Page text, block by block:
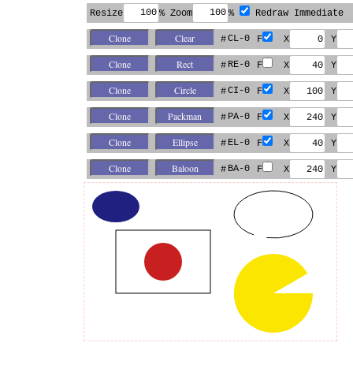
Resize % Zoom % Redraw Immediate
#CL-0 F X Y
# RE-0 F X Y
#CI-0 F X Y
# PA-0 F X Y
# EL-0 F X Y
# BA-0 F X Y